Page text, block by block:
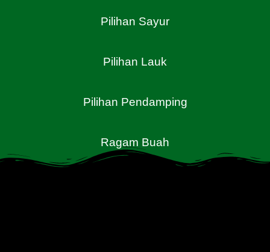
Pilihan Sayur
Pilihan Lauk
Pilihan Pendamping
Ragam Buah